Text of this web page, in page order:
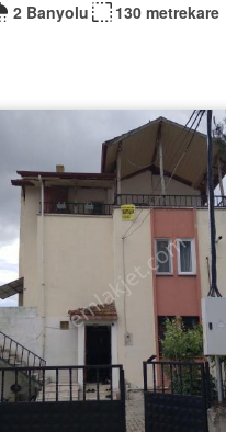
2 Banyolu
130 metrekare